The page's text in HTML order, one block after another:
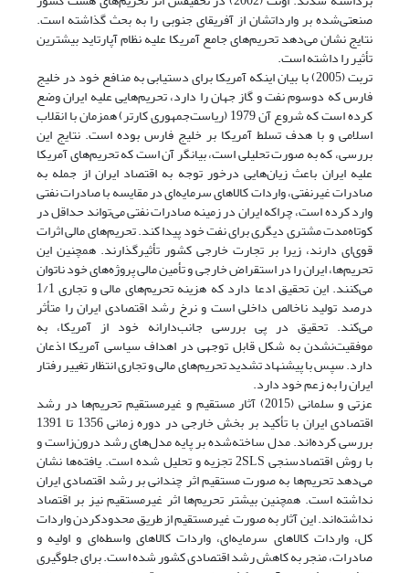
صنعتی‌شده بر وارداتشان از آفریقای جنوبی را به بحث گذاشته است.
نتایج نشان می‌دهد تحریم‌های جامع آمریکا علیه نظام آپارتاید بیشترین
تأثیر را داشته است.
تربت (2005) با بیان اینکه آمریکا برای دستیابی به منافع خود در خلیج
فارس که دو‌سوم نفت و گاز جهان را دارد، تحریم‌هایی علیه ایران وضع
کرده است که شروع آن 1979 (ریاست‌جمهوری کارتر) همزمان با انقلاب
اسلامی و با هدف تسلط آمریکا بر خلیج فارس بوده است. نتایج این
بررسی، که به صورت تحلیلی است، بیانگر آن است که تحریم‌های آمریکا
علیه ایران باعث زیان‌هایی درخور توجه به اقتصاد ایران از جمله به
صادرات غیرنفتی، واردات کالاهای سرمایه‌ای در مقایسه با صادرات نفتی
وارد کرده است، چرا‌که ایران در زمینه صادرات نفتی می‌تواند حداقل در
کوتاه‌مدت مشتری دیگری برای نفت خود پیدا کند. تحریم‌های مالی اثرات
قوی‌ای دارند، زیرا بر تجارت خارجی کشور تأثیرگذارند. همچنین این
تحریم‌ها، ایران را در استقراض خارجی و تأمین مالی پروژه‌های خود ناتوان
می‌کنند. این تحقیق ادعا دارد که هزینه تحریم‌های مالی و تجاری 1/1
درصد تولید ناخالص داخلی است و نرخ رشد اقتصادی ایران را متأثر
می‌کند. تحقیق در پی بررسی جانب‌دارانه خود از آمریکا، به
موفقیت‌نشدن به شکل قابل توجهی در اهداف سیاسی آمریکا اذعان
دارد. سپس با پیشنهاد تشدید تحریم‌های مالی و تجاری انتظار تغییر رفتار
ایران را به زعم خود دارد.
عزتی و سلمانی (2015) آثار مستقیم و غیرمستقیم تحریم‌ها در رشد
اقتصادی ایران با تأکید بر بخش خارجی در دوره زمانی 1356 تا 1391
بررسی کرده‌اند. مدل ساخته‌شده بر پایه مدل‌های رشد درون‌زاست و
با روش اقتصادسنجی 2SLS‌ تجزیه و تحلیل شده است. یافته‌ها نشان‌
می‌دهد تحریم‌ها به صورت مستقیم اثر چندانی بر رشد اقتصادی ایران
نداشته است. همچنین بیشتر تحریم‌ها اثر غیرمستقیم نیز بر اقتصاد
نداشته‌اند. این آثار به صورت غیرمستقیم از طریق محدود‌کردن واردات
کل، واردات کالاهای سرمایه‌ای، واردات کالاهای واسطه‌ای و اولیه و
صادرات، منجر به کاهش رشد اقتصادی کشور شده است. برای جلوگیری